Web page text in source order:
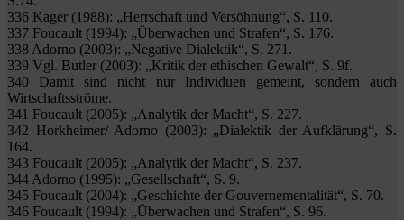
336 Kager (1988): „Herrschaft und Versöhnung“, S. 110.
337 Foucault (1994): „Überwachen und Strafen“, S. 176.
338 Adorno (2003): „Negative Dialektik“, S. 271.
339 Vgl. Butler (2003): „Kritik der ethischen Gewalt“, S. 9f.
340 Damit sind nicht nur Individuen gemeint, sondern auch
Wirtschaftsströme.
341 Foucault (2005): „Analytik der Macht“, S. 227.
342 Horkheimer/ Adorno (2003): „Dialektik der Aufklärung“, S.
164.
343 Foucault (2005): „Analytik der Macht“, S. 237.
344 Adorno (1995): „Gesellschaft“, S. 9.
345 Foucault (2004): „Geschichte der Gouvernementalität“, S. 70.
346 Foucault (1994): „Überwachen und Strafen“, S. 96.